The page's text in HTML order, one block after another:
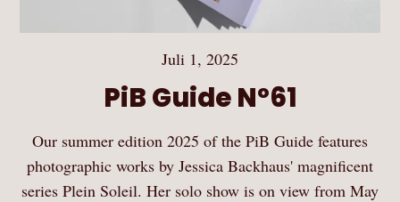
Juli 1, 2025
PiB Guide Nº61
Our summer edition 2025 of the PiB Guide features
photographic works by Jessica Backhaus' magnificent
series Plein Soleil. Her solo show is on view from May